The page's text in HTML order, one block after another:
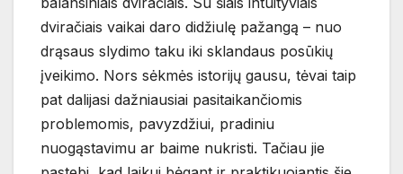
dviračiais vaikai daro didžiulę pažangą – nuo
drąsaus slydimo taku iki sklandaus posūkių
įveikimo. Nors sėkmės istorijų gausu, tėvai taip
pat dalijasi dažniausiai pasitaikančiomis
problemomis, pavyzdžiui, pradiniu
nuogąstavimu ar baime nukristi. Tačiau jie